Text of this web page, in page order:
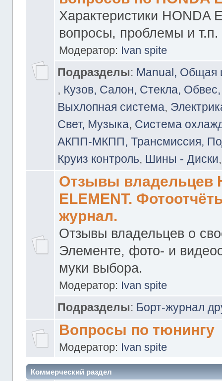
Характеристики HONDA
вопросы, проблемы и т.п.
Модератор: Ivan spite
Подразделы: Manual,
, Кузов, Салон, Стекла,
Выхлопная система,
Свет, Музыка, Система
АКПП-МКПП, Трансмиссия,
Круиз контроль, Шины - Диски
Отзывы владельцев
ELEMENT.
журнал.
Отзывы владельцев о
Элементе, фото- и
муки выбора.
Модератор: Ivan spite
Подразделы: Борт-журнал
Вопросы по тюнингу
Модератор: Ivan spite
Коммерческий раздел